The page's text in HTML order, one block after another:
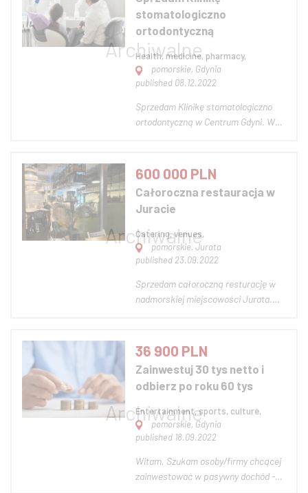
lokalizacjach na Pomorzu, które
niestety nie paruje już z...
stomatologiczno
ortodontyczną
Health, medicine, pharmacy,
pomorskie, Gdynia
published 08.12.2022
Sprzedam Klinikę stomatologiczno
ortodontyczną w Centrum Gdyni. W
infrastruktura podmiotu leczniczego.
Baza pacjentów 13 000. Możliwość
rozwoju medycyny estetycznej. Lokal
250 m2 usytuowany...
600 000 PLN
Całoroczna restauracja w
Juracie
Catering, venues,
pomorskie, Jurata
published 23.09.2022
Sprzedam całoroczną resturację w
nadmorskiej miejscowości Jurata.
która prowadzi na molo oraz nad
morze. Restauracja posiada 180
metrowy taras + 80 metrową salę dla
Gości - łącznie...
36 900 PLN
Zainwestuj 30 tys netto i
odbierz po roku 60 tys
Entertainment, sports, culture,
pomorskie, Gdynia
published 18.09.2022
Witam, Szukam osoby/firmy chcącej
zainwestować w pasywny dochód -